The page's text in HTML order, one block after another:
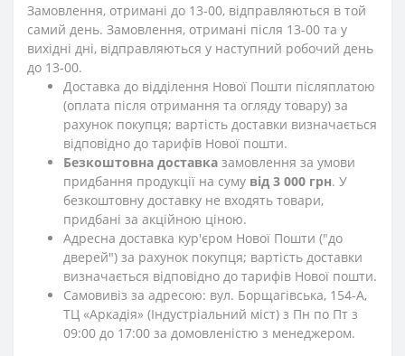
Замовлення, отримані до 13-00, відправляються в той
самий день. Замовлення, отримані після 13-00 та у
вихідні дні, відправляються у наступний робочий день
до 13-00.
Доставка до відділення Нової Пошти післяплатою
(оплата після отримання та огляду товару) за
рахунок покупця; вартість доставки визначається
відповідно до тарифів Нової пошти.
Безкоштовна доставка замовлення за умови
придбання продукції на суму від 3 000 грн. У
безкоштовну доставку не входять товари,
придбані за акційною ціною.
Адресна доставка кур'єром Нової Пошти ("до
дверей") за рахунок покупця; вартість доставки
визначається відповідно до тарифів Нової пошти.
Самовивіз за адресою: вул. Борщагівська, 154-А,
ТЦ «Аркадія» (Індустріальний міст) з Пн по Пт з
09:00 до 17:00 за домовленістю з менеджером.